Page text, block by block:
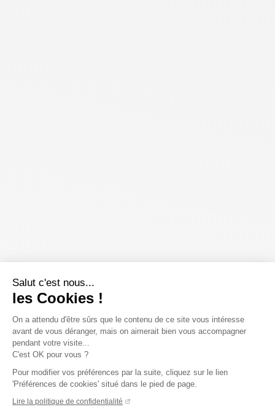
Salut c'est nous...
les Cookies !
On a attendu d'être sûrs que le contenu de ce site vous intéresse
avant de vous déranger, mais on aimerait bien vous accompagner
pendant votre visite...
C'est OK pour vous ?
Pour modifier vos préférences par la suite, cliquez sur le lien
'Préférences de cookies' situé dans le pied de page.
Lire la politique de confidentialité